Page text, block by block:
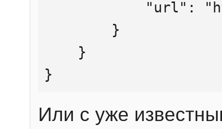
}
Или с уже